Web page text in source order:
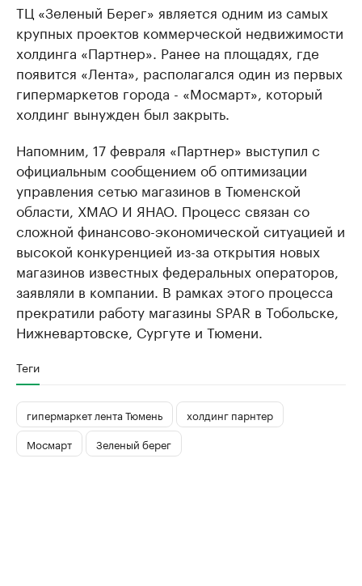
ТЦ «Зеленый Берег» является одним из самых
крупных проектов коммерческой недвижимости
холдинга «Партнер». Ранее на площадях, где
появится «Лента», располагался один из первых
гипермаркетов города - «Мосмарт», который
холдинг вынужден был закрыть.
Напомним, 17 февраля «Партнер» выступил с
официальным сообщением об оптимизации
управления сетью магазинов в Тюменской
области, ХМАО И ЯНАО. Процесс связан со
сложной финансово-экономической ситуацией и
высокой конкуренцией из-за открытия новых
магазинов известных федеральных операторов,
заявляли в компании. В рамках этого процесса
прекратили работу магазины SPAR в Тобольске,
Нижневартовске, Сургуте и Тюмени.
Теги
гипермаркет лента Тюмень
холдинг парнтер
Мосмарт
Зеленый берег